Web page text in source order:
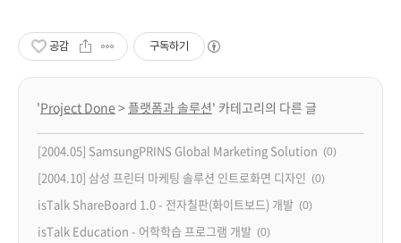
공감 구독하기
'Project Done >플랫폼과 솔루션' 카테고리의 다른 글
[2004.05] SamsungPRINS Global Marketing Solution (0)
[2004.10] 삼성 프린터 마케팅 솔루션 인트로화면 디자인 (0)
isTalk ShareBoard 1.0 - 전자칠판(화이트보드) 개발 (0)
isTalk Education - 어학학습 프로그램 개발 (0)